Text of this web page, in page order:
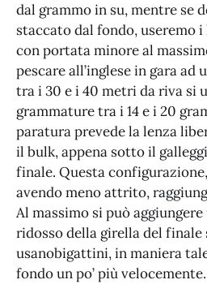
dal grammo in su, mentre se
staccato dal fondo, useremo
con portata minore al
pescare all’inglese in gara ad
tra i 30 e i 40 metri da riva si
grammature tra i 14 e i 20
paratura prevede la lenza
il bulk, appena sotto il
finale. Questa
avendo meno attrito,
Al massimo si può
ridosso della girella del finale
usanobigattini, in maniera
fondo un po’ più